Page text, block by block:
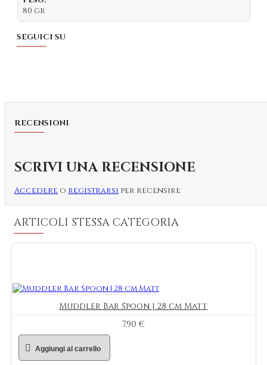
80 gr
SEGUICI SU
RECENSIONI
SCRIVI UNA RECENSIONE
Accedere o registrarsi per recensire
ARTICOLI STESSA CATEGORIA
Muddler Bar Spoon | 28 cm Matt
7,90 €
Aggiungi al carrello